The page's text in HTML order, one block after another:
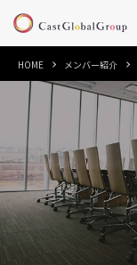
HOME メンバー紹介